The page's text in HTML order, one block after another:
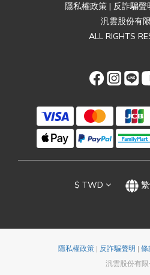
隱私權政策 | 反詐騙聲
汎雲股份有
ALL RIGHTS
$ TWD
隱私權政策| 反詐騙聲明 | 條
汎雲股份有限